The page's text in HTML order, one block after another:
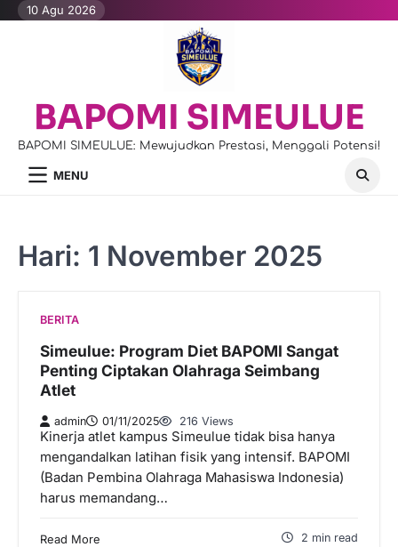
Skip10 Agu 2026
BAPOMI SIMEULUE
BAPOMI SIMEULUE: Mewujudkan Prestasi, Menggali Potensi!
MENU
Hari: 1 November 2025
BERITA
Simeulue: Program Diet BAPOMI Sangat
Penting Ciptakan Olahraga Seimbang
Atlet
admin 01/11/2025 216 Views
Kinerja atlet kampus Simeulue tidak bisa hanya
mengandalkan latihan fisik yang intensif. BAPOMI
(Badan Pembina Olahraga Mahasiswa Indonesia)
harus memandang…
Read More 2 min read